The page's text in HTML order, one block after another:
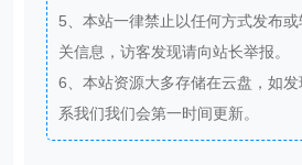
5、本站一律禁止以任何方式发布
关信息，访客发现请向站长举报。
6、本站资源大多存储在云盘，如
系我们我们会第一时间更新。